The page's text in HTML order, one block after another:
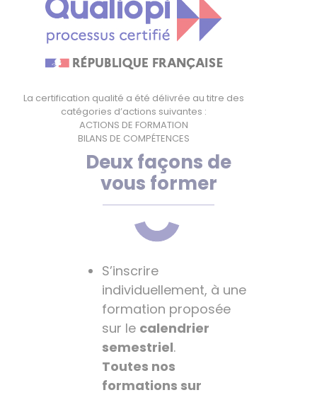
La certification qualité a été délivrée au titre des
catégories d’actions suivantes :
ACTIONS DE FORMATION
BILANS DE COMPÉTENCES
Deux façons de
vous former
S’inscrire
individuellement, à une
formation proposée
sur le calendrier
semestriel.
Toutes nos
formations sur